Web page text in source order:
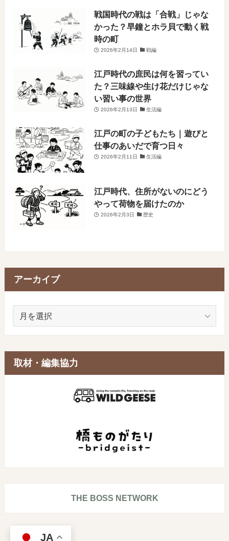
戦国時代の戦は「合戦」じゃな
かった？早鐘とホラ貝で動く戦
時の町
2026年2月14日 戦編
江戸時代の庶民は何を習ってい
た？三味線や生け花だけじゃな
い習い事の世界
2026年2月13日 生活編
江戸の町の子どもたち｜遊びと
仕事のあいだで育つ日々
2026年2月11日 生活編
江戸時代、住所がないのにどう
やって荷物を届けたのか
2026年2月3日 歴史
アーカイブ
ブ
取材・編集協力
THE BOSS NETWORK
JA